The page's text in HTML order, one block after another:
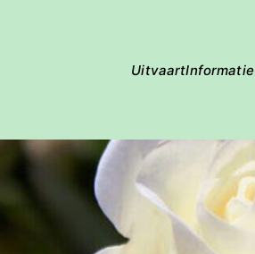
UitvaartInformatie